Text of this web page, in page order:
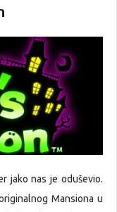
jako nas je oduševio.
Mansiona u